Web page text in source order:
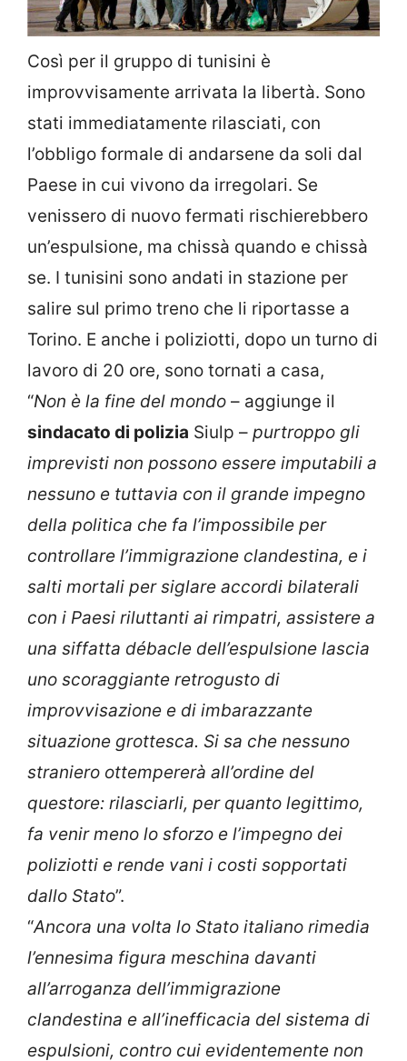
Così per il gruppo di tunisini è
improvvisamente arrivata la libertà. Sono
stati immediatamente rilasciati, con
l’obbligo formale di andarsene da soli dal
Paese in cui vivono da irregolari. Se
venissero di nuovo fermati rischierebbero
un’espulsione, ma chissà quando e chissà
se. I tunisini sono andati in stazione per
salire sul primo treno che li riportasse a
Torino. E anche i poliziotti, dopo un turno di
lavoro di 20 ore, sono tornati a casa,
“Non è la fine del mondo – aggiunge il
sindacato di polizia Siulp – purtroppo gli
imprevisti non possono essere imputabili a
nessuno e tuttavia con il grande impegno
della politica che fa l’impossibile per
controllare l’immigrazione clandestina, e i
salti mortali per siglare accordi bilaterali
con i Paesi riluttanti ai rimpatri, assistere a
una siffatta débacle dell’espulsione lascia
uno scoraggiante retrogusto di
improvvisazione e di imbarazzante
situazione grottesca. Si sa che nessuno
straniero ottempererà all’ordine del
questore: rilasciarli, per quanto legittimo,
fa venir meno lo sforzo e l’impegno dei
poliziotti e rende vani i costi sopportati
dallo Stato”.
“Ancora una volta lo Stato italiano rimedia
l’ennesima figura meschina davanti
all’arroganza dell’immigrazione
clandestina e all’inefficacia del sistema di
espulsioni, contro cui evidentemente non